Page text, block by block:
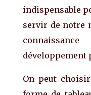
indispensable
servir de notre
développement
On peut